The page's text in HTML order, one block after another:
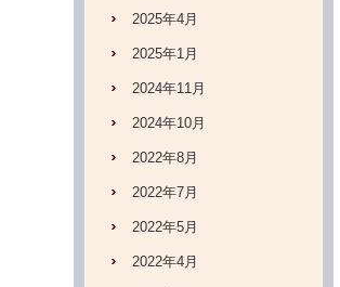
2025年4月
2025年1月
2024年11月
2024年10月
2022年8月
2022年7月
2022年5月
2022年4月